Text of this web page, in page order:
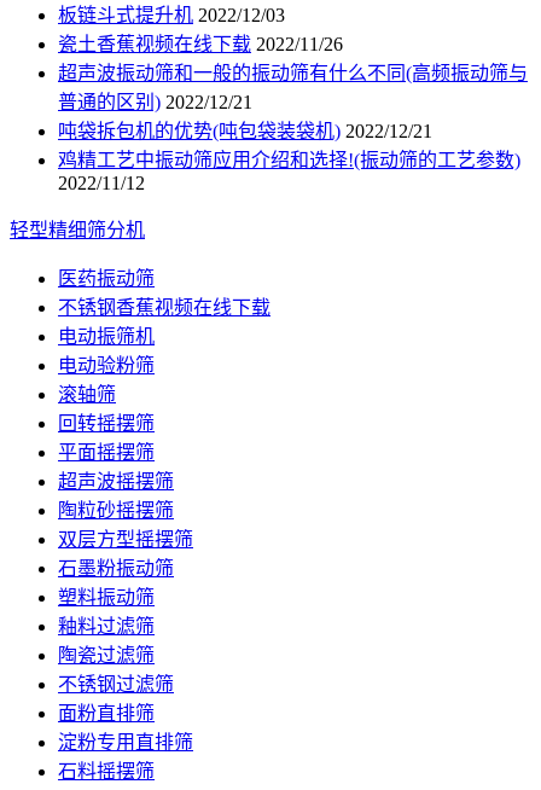
板链斗式提升机 2022/12/03
瓷土香蕉视频在线下载 2022/11/26
超声波振动筛和一般的振动筛有什么不同(高频振动筛与
普通的区别) 2022/12/21
吨袋拆包机的优势(吨包袋装袋机) 2022/12/21
鸡精工艺中振动筛应用介绍和选择!(振动筛的工艺参数)
2022/11/12
轻型精细筛分机
医药振动筛
不锈钢香蕉视频在线下载
电动振筛机
电动验粉筛
滚轴筛
回转摇摆筛
平面摇摆筛
超声波摇摆筛
陶粒砂摇摆筛
双层方型摇摆筛
石墨粉振动筛
塑料振动筛
釉料过滤筛
陶瓷过滤筛
不锈钢过滤筛
面粉直排筛
淀粉专用直排筛
石料摇摆筛